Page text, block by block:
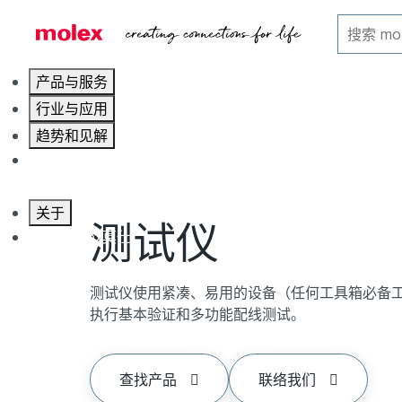
产品与服务
行业与应用
趋势和见解
关于
联系 Molex莫仕测试仪
测试仪使用紧凑、易用的设备（任何工具箱必备
执行基本验证和多功能配线测试。
查找产品 联络我们